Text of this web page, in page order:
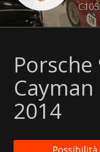
Porsche
Cayman
2014